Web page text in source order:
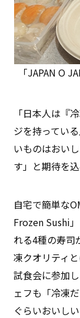
「JAPAN O
「日本人は『
ジを持ってい
いものはおい
す」と期待を込
自宅で簡単な
Frozen Sushi
れる4種の寿司
凍クオリティ
試食会に参加
ェフも「冷凍
ぐらいおいし